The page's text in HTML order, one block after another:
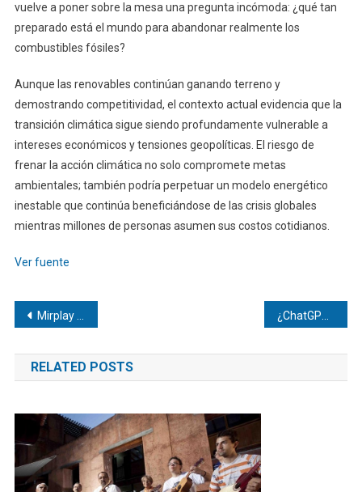
vuelve a poner sobre la mesa una pregunta incómoda: ¿qué tan
preparado está el mundo para abandonar realmente los
combustibles fósiles?
Aunque las renovables continúan ganando terreno y
demostrando competitividad, el contexto actual evidencia que la
transición climática sigue siendo profundamente vulnerable a
intereses económicos y tensiones geopolíticas. El riesgo de
frenar la acción climática no solo compromete metas
ambientales; también podría perpetuar un modelo energético
inestable que continúa beneficiándose de las crisis globales
mientras millones de personas asumen sus costos cotidianos.
Ver fuente
Navegación
de
entradas
Mirplay School presenta una nueva propuesta de mobiliario escolar
RELATED POSTS